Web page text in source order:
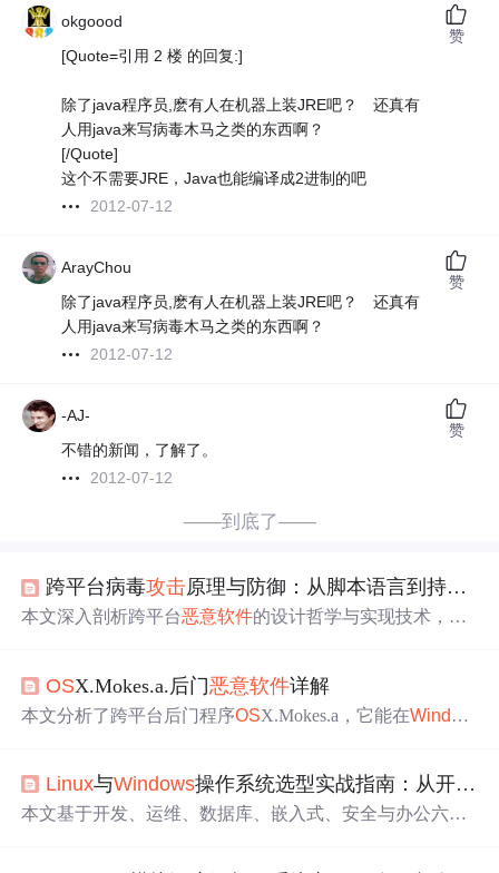
okgoood
[Quote=引用 2 楼 的回复:]
除了java程序员,麽有人在机器上装JRE吧？ 还真有
人用java来写病毒木马之类的东西啊？
[/Quote]
这个不需要JRE，Java也能编译成2进制的吧
2012-07-12
赞
ArayChou
除了java程序员,麽有人在机器上装JRE吧？ 还真有
人用java来写病毒木马之类的东西啊？
2012-07-12
赞
-AJ-
不错的新闻，了解了。
2012-07-12
赞
——到底了——
跨平台病毒攻击原理与防御：从脚本语言到持久化机制的深度解析
本文深入剖析跨平台恶意软件的设计哲学与实现技术，重
与自适应逻辑、跨平台C2通信（HTTP/DNS隧道/WebSocke
t）、以及Windows/macOS/Linux 三端统一的持久化机制。
OSX.Mokes.a.后门恶意软件详解
本文分析了跨平台后门程序OSX.Mokes.a，它能在Window
Linux与Windows操作系统选型实战指南：从开发到运维的决策框架
本文基于开发、运维、数据库、嵌入式、安全与办公六大